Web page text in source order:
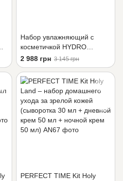
Набор увлажняющий c
косметичкой HYDRO
NOURISHING SET
2 988 грн 3 145 грн
PERFECT TIME Kit Holy